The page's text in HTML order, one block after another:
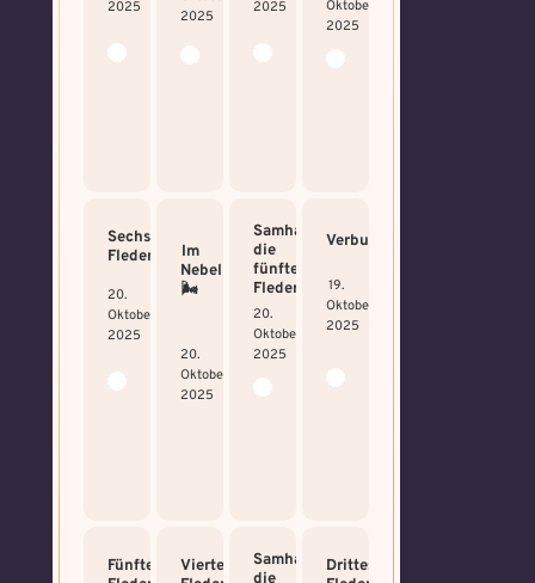
2025
2025
2025
Oktober
2025
Sechstes
Fledermäuschen
20.
Oktober
2025
Im
Nebel
🌬️
20.
Oktober
2025
Samhain:
die
fünfte
Fledermaus!
20.
Oktober
2025
Verbunden
19.
Oktober
2025
Fünftes
Viertes
Samhain:
Drittes